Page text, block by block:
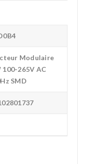
Modulaire
100-265V AC
SMD